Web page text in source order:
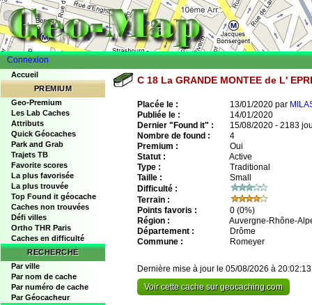
Connexion
Accueil
PREMIUM
Geo-Premium
Les Lab Caches
Attributs
Quick Géocaches
Park and Grab
Trajets TB
Favorite scores
La plus favorisée
La plus trouvée
Top Found it géocache
Caches non trouvées
Défi villes
Ortho THR Paris
Caches en difficulté
RECHERCHE
Par ville
Par nom de cache
Par numéro de cache
Par Géocacheur
C 18 La GRANDE MONTEE de L'
Placée le : 13/01/2020 par
Publiée le :
14/01/2020
Dernier "Found it" :
15/08/2020 - 2183
Nombre de found :
4
Premium :
Oui
Statut :
Active
Type :
Traditional
Taille :
Small
Difficulté :
Terrain :
Points favoris :
0 (0%)
Région :
Auvergne-Rhône-
Département :
Drôme
Commune :
Romeyer
Dernière mise à jour le 05/08/2026 à 20:02:13
Voir cette cache sur geocaching.com